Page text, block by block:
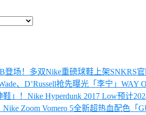
登场！多双Nike重磅球鞋上架SNKRS
、D’Russell抢先曝光「李宁」WAY
」！Nike Hyperdunk 2017 Low预计
Zoom Vomero 5全新超热血配色「